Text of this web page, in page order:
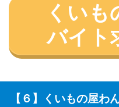
くいも
バイト
【６】くいもの屋わ